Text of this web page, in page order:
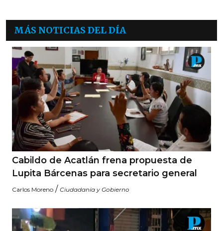
MÁS NOTICIAS DEL DÍA
Cabildo de Acatlán frena propuesta de
Lupita Bárcenas para secretario general
Carlos Moreno / Ciudadanía y Gobierno